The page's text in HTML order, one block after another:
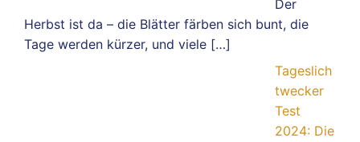
Der
Herbst ist da – die Blätter färben sich bunt, die
Tage werden kürzer, und viele […]
Tageslich
twecker
Test
2024: Die